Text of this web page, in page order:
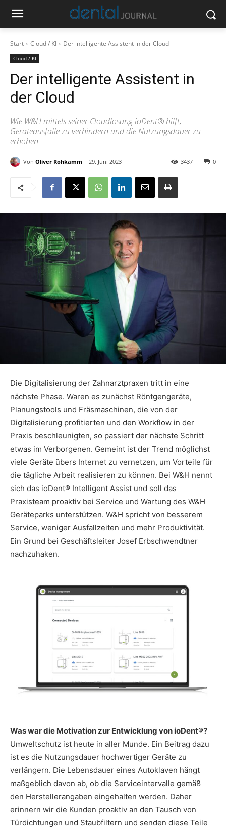
Start Cloud / KI Der intelligente Assistent in der Cloud
Cloud / KI
Der intelligente Assistent in
der Cloud
Wie W&H mittels seiner Cloudlösung ioDent® hilft,
Geräteausfälle zu verhindern und die Nutzungsdauer zu
erhöhen
Von Oliver Rohkamm 29. Juni 2023 0
3437
Die Digitalisierung der Zahnarztpraxen tritt in eine
nächste Phase. Waren es zunächst Röntgengeräte,
Planungstools und Fräsmaschinen, die von der
Digitalisierung profitierten und den Workflow in der
Praxis beschleunigten, so passiert der nächste Schritt
etwas im Verborgenen. Gemeint ist der Trend möglichst
viele Geräte übers Internet zu vernetzen, um Vorteile für
die tägliche Arbeit realisieren zu können. Bei W&H nennt
sich das ioDent® Intelligent Assist und soll das
Praxisteam proaktiv bei Service und Wartung des W&H
Geräteparks unterstützen. W&H spricht von besserem
Service, weniger Ausfallzeiten und mehr Produktivität.
Ein Grund bei Geschäftsleiter Josef Erbschwendtner
nachzuhaken.
Was war die Motivation zur Entwicklung von ioDent®?
Umweltschutz ist heute in aller Munde. Ein Beitrag dazu
ist es die Nutzungsdauer hochwertiger Geräte zu
verlängern. Die Lebensdauer eines Autoklaven hängt
maßgeblich davon ab, ob die Serviceintervalle gemäß
den Herstellerangaben eingehalten werden. Daher
erinnern wir die Kunden proaktiv an den Tausch von
Türdichtungen und Staubfiltern und senden diese Teile